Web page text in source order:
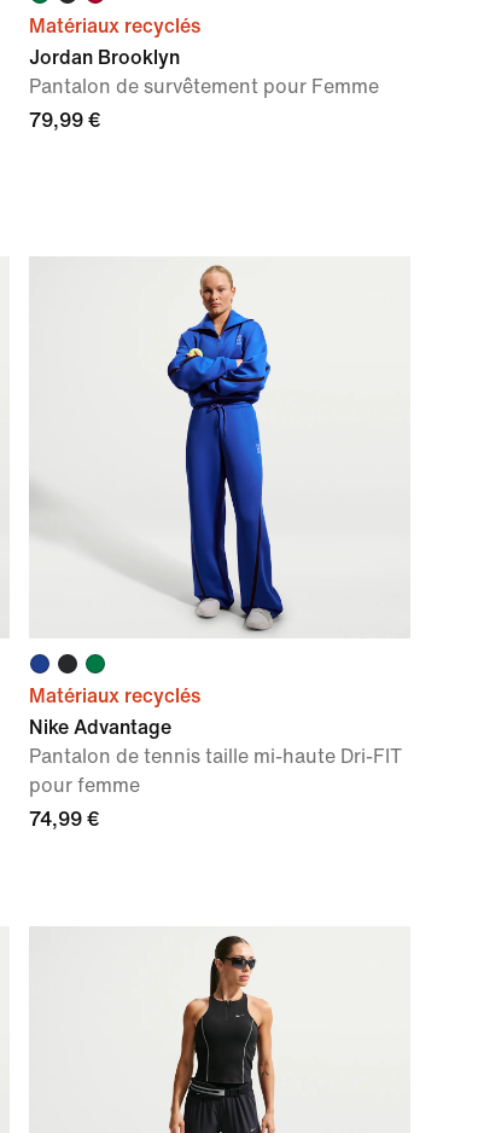
Matériaux recyclés
Jordan Brooklyn
Pantalon de survêtement pour Femme
79,99 €
Matériaux recyclés
Nike Advantage
Pantalon de tennis taille mi-haute Dri-FIT
pour femme
74,99 €